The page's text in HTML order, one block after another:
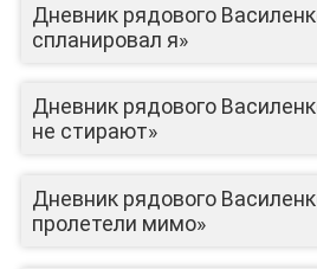
Дневник рядового
спланировал я»
Дневник рядового
не стирают»
Дневник рядового
пролетели мимо»